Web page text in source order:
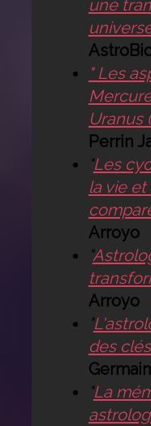
une
" Les
Uranus
Perrin
"Les
la vie
Arroyo
"
Arroyo
"
des
"La